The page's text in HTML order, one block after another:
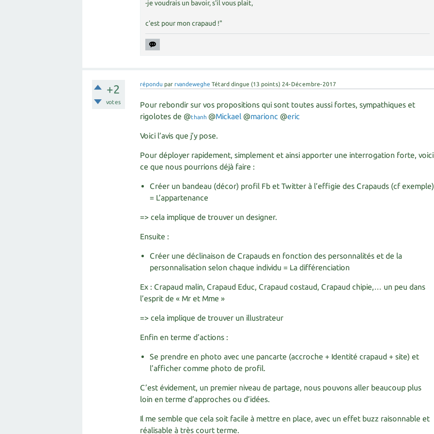
-je voudrais un bavoir, s'il vous plait,
c'est pour mon crapaud !"
+2
votes
répondu par rvandeweghe Tétard dingue (13 points) 24-Décembre-2017
Pour rebondir sur vos propositions qui sont toutes aussi fortes, sympathiques et
rigolotes de @thanh @Mickael @marionc @eric
Voici l’avis que j’y pose.
Pour déployer rapidement, simplement et ainsi apporter une interrogation forte, voici
ce que nous pourrions déjà faire :
Créer un bandeau (décor) profil Fb et Twitter à l’effigie des Crapauds (cf exemple)
= L’appartenance
=> cela implique de trouver un designer.
Ensuite :
Créer une déclinaison de Crapauds en fonction des personnalités et de la
personnalisation selon chaque individu = La différenciation
Ex : Crapaud malin, Crapaud Educ, Crapaud costaud, Crapaud chipie,… un peu dans
l’esprit de « Mr et Mme »
=> cela implique de trouver un illustrateur
Enfin en terme d’actions :
Se prendre en photo avec une pancarte (accroche + Identité crapaud + site) et
l’afficher comme photo de profil.
C’est évidement, un premier niveau de partage, nous pouvons aller beaucoup plus
loin en terme d’approches ou d’idées.
Il me semble que cela soit facile à mettre en place, avec un effet buzz raisonnable et
réalisable à très court terme.